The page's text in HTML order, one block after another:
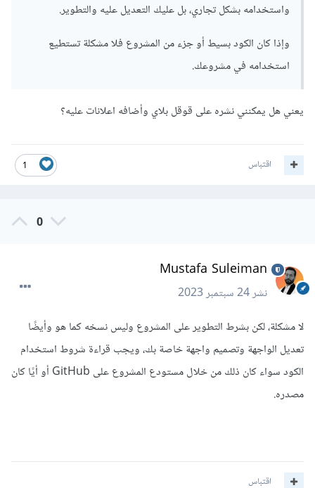
واستخدامه بشكل تجاري، بل عليك التعديل عليه والتطوير.
وإذا كان الكود بسيط أو جزء من المشروع فلا مشكلة تستطيع
استخدامه في مشروعك.
يعني هل يمكنني نشره على قوقل بلاي وأضافه اعلانات عليه؟
1 اقتباس
0
Mustafa Suleiman
نشر24 سبتمبر 2023
لا مشكلة، لكن بشرط التطوير على المشروع وليس نسخه كما هو وأيضًا
تعديل الواجهة وتصميم واجهة خاصة بك، ويجب قراءة شروط استخدام
الكود سواء كان ذلك من خلال مستودع المشروع على GitHub أو أيًا كان
مصدره.
اقتباس